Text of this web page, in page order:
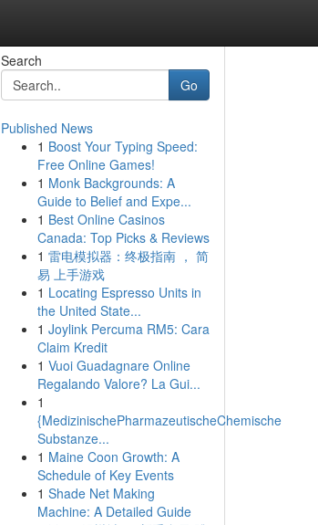
Search
Go
Published News
1 Boost Your Typing Speed:
Free Online Games!
1 Monk Backgrounds: A
Guide to Belief and Expe...
1 Best Online Casinos
Canada: Top Picks & Reviews
1 雷电模拟器：终极指南 ， 简
易 上手游戏
1 Locating Espresso Units in
the United State...
1 Joylink Percuma RM5: Cara
Claim Kredit
1 Vuoi Guadagnare Online
Regalando Valore? La Gui...
1
{MedizinischePharmazeutischeChemische
Substanze...
1 Maine Coon Growth: A
Schedule of Key Events
1 Shade Net Making
Machine: A Detailed Guide